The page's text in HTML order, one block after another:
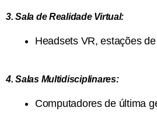
3. Sala de Realidade Virtual:
Headsets VR, estações
4. Salas Multidisciplinares:
Computadores de última